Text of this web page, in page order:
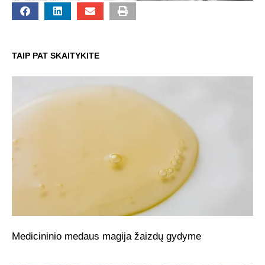
TAIP PAT SKAITYKITE
Medicininio medaus magija žaizdų gydyme